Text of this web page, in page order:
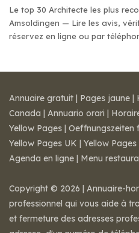
Le top 30 Architecte les plus
Amsoldingen — Lire les avis,
réservez en ligne ou par
Annuaire gratuit | Pages jaune |
Canada | Annuario orari |
Yellow Pages | Oeffnungszeiten
Yellow Pages UK | Yellow Pages
Agenda en ligne | Menu
Copyright © 2026 | Annuaire-
professionnel qui vous aide à
et fermeture des adresses